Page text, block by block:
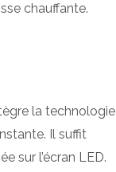
chauffante.
la technologie
Il suffit
sur l’écran LED.